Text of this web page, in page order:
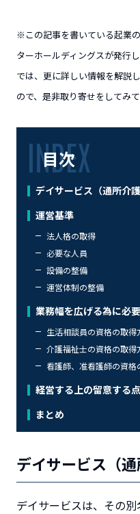
※この記事を書いている起業
ターホールディングスが発行
では、更に詳しい情報を解説
ので、是非取り寄せをしてみて
目次
デイサービス（通所介
運営基準
法人格の取得
必要な人員
設備の整備
運営体制の整備
業務幅を広げる為に必
生活相談員の資格の取得
介護福祉士の資格の取得
看護師、准看護師の資格
経営する上の留意する点
まとめ
デイサービス（
デイサービスは、その